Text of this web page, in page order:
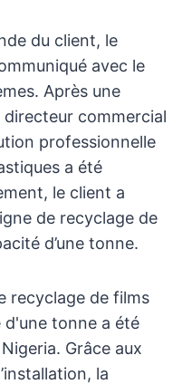
du client, le
avec le
Après une
directeur commercial
professionnelle
a été
le client a
de recyclage de
d’une tonne.
recyclage de films
d'une tonne a été
Grâce aux
la